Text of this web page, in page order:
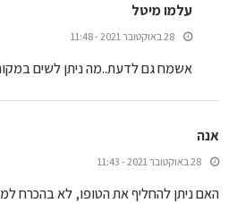
עלמו מיטל
28 באוקטובר 2021 - 11:48
אשמח גם לדעת..מה ניתן לשים
אנה
28 באוקטובר 2021 - 11:43
האם ניתן להחליף את הטופו, לא בהכרח